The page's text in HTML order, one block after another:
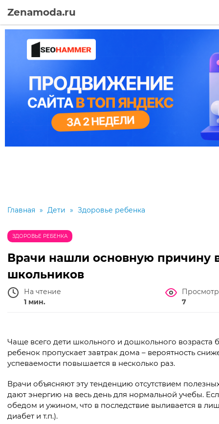
Zenamoda.ru
Главная » Дети » Здоровье ребенка
ЗДОРОВЬЕ РЕБЕНКА
Врачи нашли основную причину
школьников
На чтение
1 мин.
7
Чаще всего дети школьного и дошкольного возраста
ребенок пропускает завтрак дома – вероятность
успеваемости повышается в несколько раз.
Врачи объясняют эту тенденцию отсутствием
дают энергию на весь день для нормальной учебы.
обедом и ужином, что в последствие выливается в
диабет и т.п.).